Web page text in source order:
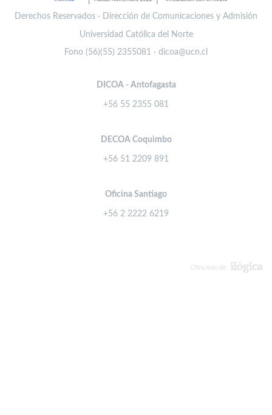
Derechos Reservados · Dirección de Comunicaciones y Admisión
Universidad Católica del Norte
Fono (56)(55) 2355081 · dicoa@ucn.cl
DICOA - Antofagasta
+56 55 2355 081
DECOA Coquimbo
+56 51 2209 891
Oficina Santiago
+56 2 2222 6219